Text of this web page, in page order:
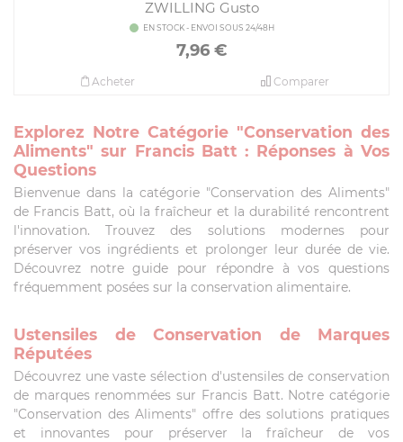
ZWILLING Gusto
EN STOCK - ENVOI SOUS 24/48H
7,96€
Comparer
Acheter
Explorez Notre Catégorie "Conservation des
Aliments" sur Francis Batt : Réponses à Vos
Questions
Bienvenue dans la catégorie "Conservation des Aliments"
de Francis Batt, où la fraîcheur et la durabilité rencontrent
l'innovation. Trouvez des solutions modernes pour
préserver vos ingrédients et prolonger leur durée de vie.
Découvrez notre guide pour répondre à vos questions
fréquemment posées sur la conservation alimentaire.
Ustensiles de Conservation de Marques
Réputées
Découvrez une vaste sélection d'ustensiles de conservation
de marques renommées sur Francis Batt. Notre catégorie
"Conservation des Aliments" offre des solutions pratiques
et innovantes pour préserver la fraîcheur de vos